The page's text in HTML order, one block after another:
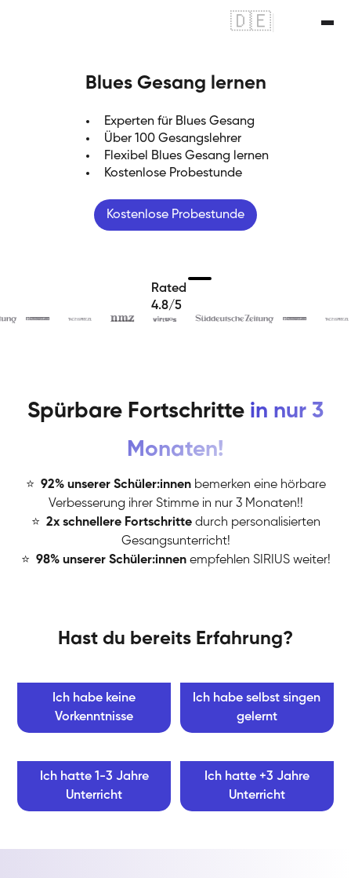
🇩🇪
Blues Gesang lernen
Experten für Blues Gesang
Über 100 Gesangslehrer
Flexibel Blues Gesang lernen
Kostenlose Probestunde
Kostenlose Probestunde
Rated
4.8/5
Spürbare Fortschritte in nur 3
Monaten!
⭐ 92% unserer Schüler:innen bemerken eine hörbare
Verbesserung ihrer Stimme in nur 3 Monaten!!
⭐ 2x schnellere Fortschritte durch personalisierten
Gesangsunterricht!
⭐ 98% unserer Schüler:innen empfehlen SIRIUS weiter!
Hast du bereits Erfahrung?
Ich habe keine
Vorkenntnisse
Ich habe selbst singen
gelernt
Ich hatte 1-3 Jahre
Unterricht
Ich hatte +3 Jahre
Unterricht